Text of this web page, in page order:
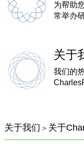
为帮助
常举办
关于
我们的
关于我们 > 关于